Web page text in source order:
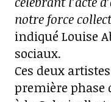
notre force
indiqué Louise
sociaux.
Ces deux
première phase